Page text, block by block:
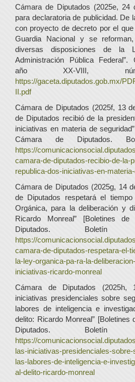
Cámara de Diputados (2025e, 24
para declaratoria de publicidad. De
con proyecto de decreto por el
Guardia Nacional y se
diversas disposiciones de la
Administración Pública Federal”.
año XX-VIII,
https://gaceta.diputados.gob.mx/
II.pdf
Cámara de Diputados (2025f, 13
de Diputados recibió de la
iniciativas en materia de
Cámara de Diputados.
https://
camara-de-diputados-recibio-de-la-
republica-dos-iniciativas-en-
Cámara de Diputados (2025g, 14
de Diputados respetará el
Orgánica, para la deliberación y
Ricardo Monreal” [Boletines
Diputados.
https://
camara-de-diputados-respetara-el-
la-ley-organica-pa-ra-la-
iniciativas-ricardo-monreal
Cámara de Diputados (2025h,
iniciativas presidenciales sobre
labores de inteligencia e
delito: Ricardo Monreal” [Boletines
Diputados.
https://
las-iniciativas-presidenciales-
las-labores-de-inteligencia-e-
al-delito-ricardo-monreal